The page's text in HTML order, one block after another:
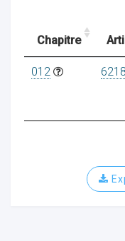
Chapitre
012 6218